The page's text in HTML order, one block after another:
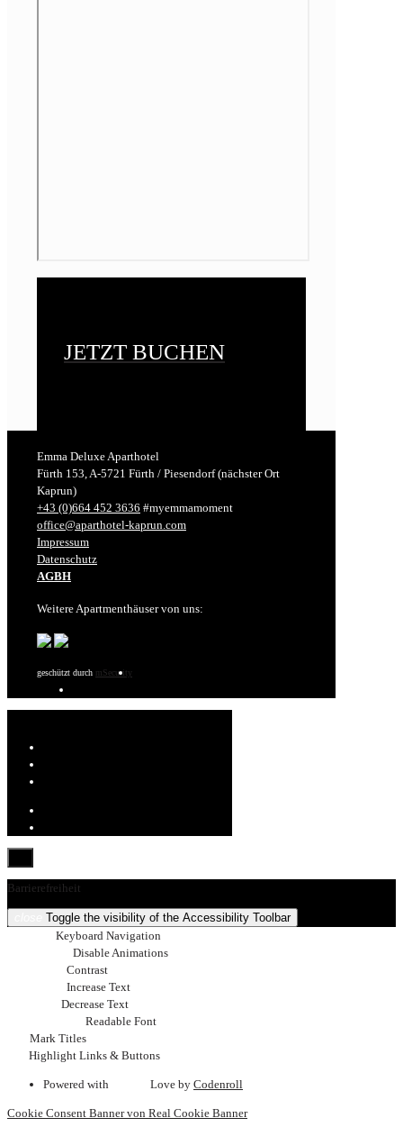
JETZT BUCHEN
Emma Deluxe Aparthotel
Fürth 153, A-5721 Fürth / Piesendorf (nächster Ort
Kaprun)
+43 (0)664 452 3636 #myemmamoment
office@aparthotel-kaprun.com
Impressum
Datenschutz
AGBH
Weitere Apartmenthäuser von uns:
geschützt durch mSecurity
Barrierefreiheit
Toggle the visibility of the Accessibility Toolbar
Keyboard Navigation
Disable Animations
Contrast
Increase Text
Decrease Text
Readable Font
Mark Titles
Highlight Links & Buttons
Powered with Love by Codenroll
Cookie Consent Banner von Real Cookie Banner